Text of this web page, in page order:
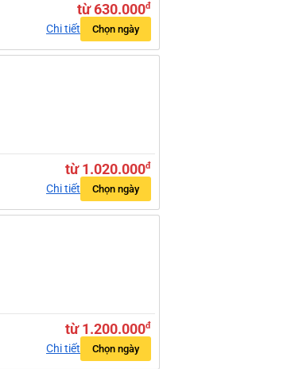
từ 630.000đ
Chi tiết Chọn ngày
từ 1.020.000đ
Chi tiết Chọn ngày
từ 1.200.000đ
Chi tiết Chọn ngày